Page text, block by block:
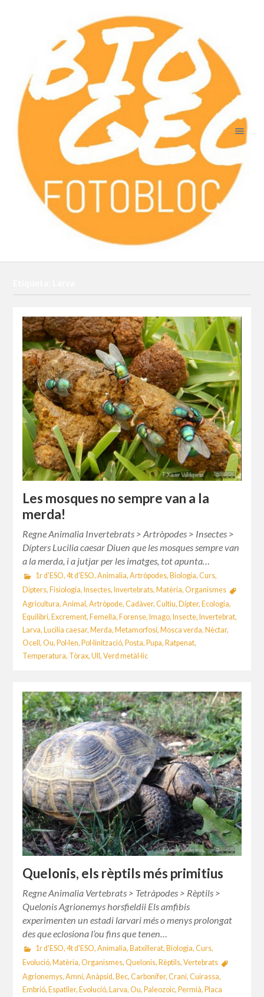
Les mosques no sempre van a la
merda!
Regne Animalia Invertebrats > Artròpodes > Insectes >
Dípters Lucilia caesar Diuen que les mosques sempre van
a la merda, i a jutjar per les imatges, tot apunta…
1r d'ESO, 4t d'ESO, Animalia, Artròpodes, Biologia, Curs,
Dípters, Fisiologia, Insectes, Invertebrats, Matèria,Organismes
Agricultura,Animal,Artròpode,Cadàver,Cultiu,Dípter,Ecologia,
Equilibri,Excrement,Femella,Forense,Imago,Insecte,Invertebrat,
Larva,Lucilia caesar,Merda,Metamorfosi,Mosca verda,Nèctar,
Ocell,Ou,Pol·len,Pol·linització,Posta,Pupa,Ratpenat,
Temperatura, Tòrax,Ull,Verd metàl·lic
Quelonis, els rèptils més primitius
Regne Animalia Vertebrats > Tetràpodes > Rèptils >
Quelonis Agrionemys horsfieldii Els amfibis
experimenten un estadi larvari més o menys prolongat
des que eclosiona l’ou fins que tenen…
1r d'ESO, 4t d'ESO, Animalia, Batxillerat, Biologia, Curs,
Evolució, Matèria,Organismes,Quelonis, Rèptils,Vertebrats
Agrionemys,Amni,Anàpsid,Bec,Carbonífer,Crani,Cuirassa,
Embrió,Espatller,Evolució,Larva,Ou,Paleozoic,Permià,Placa